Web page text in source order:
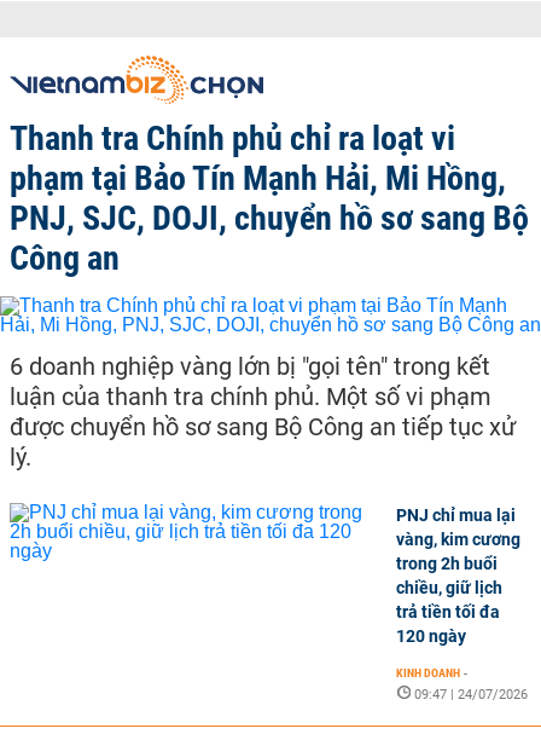
Thanh tra Chính phủ chỉ ra loạt vi
phạm tại Bảo Tín Mạnh Hải, Mi Hồng,
PNJ, SJC, DOJI, chuyển hồ sơ sang Bộ
Công an
6 doanh nghiệp vàng lớn bị "gọi tên" trong kết
luận của thanh tra chính phủ. Một số vi phạm
được chuyển hồ sơ sang Bộ Công an tiếp tục xử
lý.
PNJ chỉ mua lại
vàng, kim cương
trong 2h buổi
chiều, giữ lịch
trả tiền tối đa
120 ngày
KINH DOANH -
09:47 | 24/07/2026